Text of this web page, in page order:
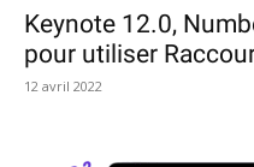
Keynote 12.0,
pour utiliser
12 avril 2022